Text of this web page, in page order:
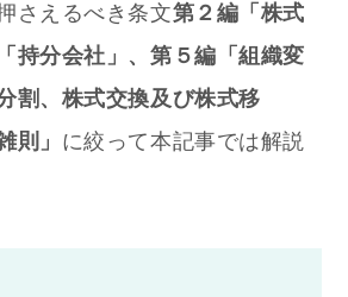
さえるべき条文第２編「株式
持分会社」、第５編「組織変
割、株式交換及び株式移
則」 に絞って本記事では解説